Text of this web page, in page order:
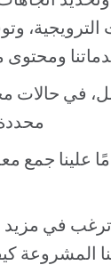
الترويجية،
ومحتوى
في حالات
علينا
ترغب في
المشروعة